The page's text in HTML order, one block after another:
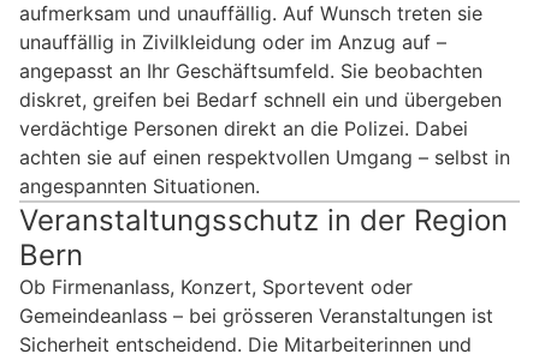
aufmerksam und unauffällig. Auf Wunsch treten sie
unauffällig in Zivilkleidung oder im Anzug auf –
angepasst an Ihr Geschäftsumfeld. Sie beobachten
diskret, greifen bei Bedarf schnell ein und übergeben
verdächtige Personen direkt an die Polizei. Dabei
achten sie auf einen respektvollen Umgang – selbst in
angespannten Situationen.
Veranstaltungsschutz in der Region
Bern
Ob Firmenanlass, Konzert, Sportevent oder
Gemeindeanlass – bei grösseren Veranstaltungen ist
Sicherheit entscheidend. Die Mitarbeiterinnen und